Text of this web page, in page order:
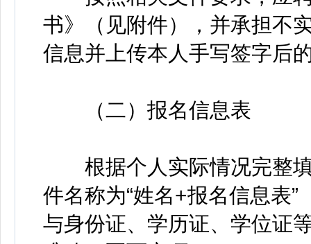
书》（见附件），并承担不
信息并上传本人手写签字后
（二）报名信息表
根据个人实际情况完整填
件名称为“姓名+报名信息表
与身份证、学历证、学位证